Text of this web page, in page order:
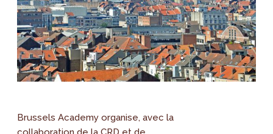
Brussels Academy organise, avec la